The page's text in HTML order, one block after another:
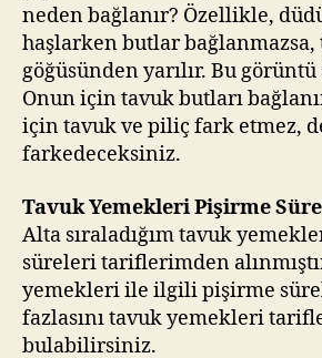
neden bağlanır? Özellikle,
haşlarken butlar bağlanmazsa,
göğüsünden yarılır. Bu görüntü
Onun için tavuk butları
için tavuk ve piliç fark etmez,
farkedeceksiniz.
Tavuk Yemekleri Pişirme
Alta sıraladığım tavuk
süreleri tariflerimden
yemekleri ile ilgili pişirme
fazlasını tavuk yemekleri
bulabilirsiniz.